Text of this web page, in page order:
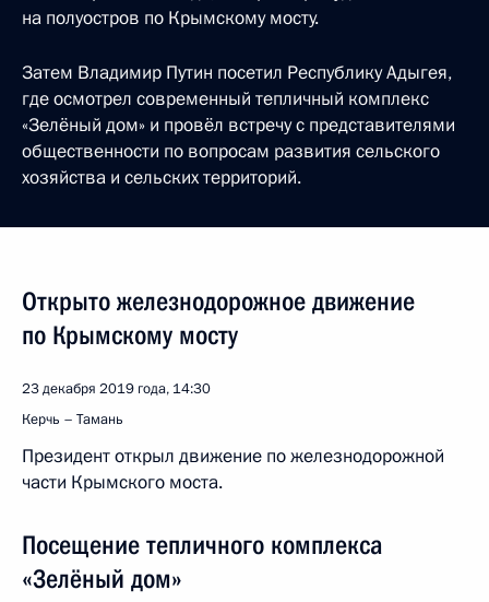
на полуостров по Крымскому мосту.
Затем Владимир Путин посетил Республику Адыгея,
где осмотрел современный тепличный комплекс
«Зелёный дом» и провёл встречу с представителями
общественности по вопросам развития сельского
хозяйства и сельских территорий.
Открыто железнодорожное движение
по Крымскому мосту
23 декабря 2019 года, 14:30
Керчь – Тамань
Президент открыл движение по железнодорожной
части Крымского моста.
Посещение тепличного комплекса
«Зелёный дом»